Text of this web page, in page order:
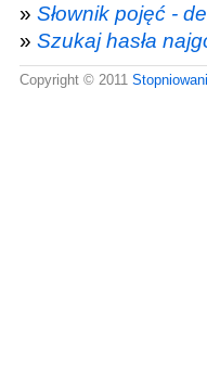
» Słownik pojęć -
» Szukaj hasła
Copyright © 2011